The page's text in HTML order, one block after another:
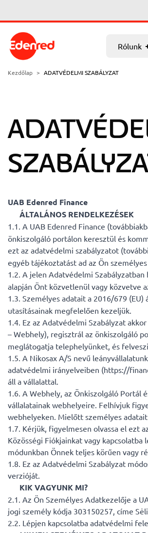
Rólunk
Kik vagyunk mi
Hírek
Jövedékiadó-visszatérítés
Ugrás a főtartalomra
Rólunk
Kezdőlap > ADATVÉDELMI SZABÁLYZAT
UAB Edenred Finance
ÁLTALÁNOS RENDELKEZÉSEK
1.1. A UAB Edenred Finance
önkiszolgáló portálon keresztül és
ezt az adatvédelmi szabályzatot
egyéb tájékoztatást ad az Ön
1.2. A jelen Adatvédelmi
alapján Önt közvetlenül vagy közvetve
1.3. Személyes adatait a 2016/679
utasításainak megfelelően kezeljük.
1.4. Ez az Adatvédelmi Szabályzat
– Webhely), regisztrál az önkiszolgáló
meglátogatja telephelyünket, és
1.5. A Nikosax A/S nevű
adatvédelmi irányelveiben (https://
áll a vállalattal.
1.6. A Webhely, az Önkiszolgáló Portál
vállalatainak webhelyeire. Felhívjuk
webhelyeken. Mielőtt személyes
1.7. Kérjük, figyelmesen olvassa el ezt
Közösségi Fiókjainkat vagy
módunkban Önnek teljes körűen vagy
1.8. Ez az Adatvédelmi Szabályzat
verzióját.
KIK VAGYUNK MI?
2.1. Az Ön Személyes Adatkezelője a
jogi személy kódja 303150257, címe
2.2. Lépjen kapcsolatba adatvédelmi